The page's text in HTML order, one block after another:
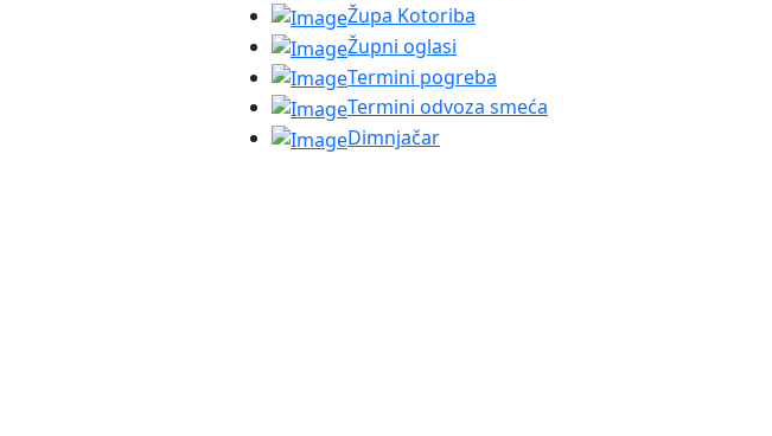
Župa Kotoriba
Župni oglasi
Termini pogreba
Termini odvoza smeća
Dimnjačar